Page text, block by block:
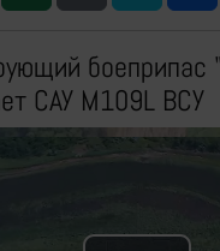
боеприпас
САУ M109L ВСУ